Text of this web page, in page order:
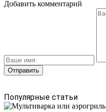
Добавить комментарий
Популярные статьи